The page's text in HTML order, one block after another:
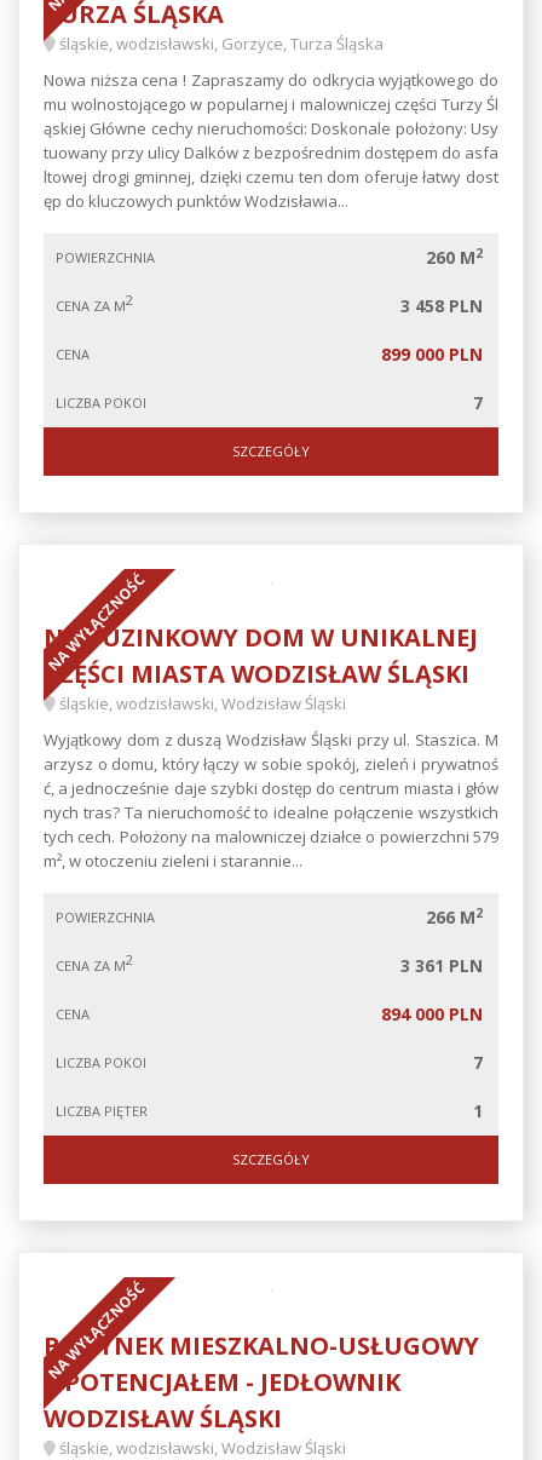
TURZA ŚLĄSKA
śląskie, wodzisławski, Gorzyce, Turza Śląska
Nowa niższa cena ! Zapraszamy do odkrycia wyjątkowego do
mu wolnostojącego w popularnej i malowniczej części Turzy Śl
ąskiej Główne cechy nieruchomości: Doskonale położony: Usy
tuowany przy ulicy Dalków z bezpośrednim dostępem do asfa
ltowej drogi gminnej, dzięki czemu ten dom oferuje łatwy dost
ęp do kluczowych punktów Wodzisławia...
POWIERZCHNIA 260 M2
CENA ZA M2 3 458 PLN
CENA 899 000 PLN
LICZBA POKOI 7
SZCZEGÓŁY
NA WYŁĄCZNOŚĆ
NIETUZINKOWY DOM W UNIKALNEJ
CZĘŚCI MIASTA WODZISŁAW ŚLĄSKI
śląskie, wodzisławski, Wodzisław Śląski
Wyjątkowy dom z duszą Wodzisław Śląski przy ul. Staszica. M
arzysz o domu, który łączy w sobie spokój, zieleń i prywatnoś
ć, a jednocześnie daje szybki dostęp do centrum miasta i głów
nych tras? Ta nieruchomość to idealne połączenie wszystkich
tych cech. Położony na malowniczej działce o powierzchni 579
m², w otoczeniu zieleni i starannie...
POWIERZCHNIA 266 M2
CENA ZA M2 3 361 PLN
CENA 894 000 PLN
LICZBA POKOI 7
LICZBA PIĘTER 1
SZCZEGÓŁY
NA WYŁĄCZNOŚĆ
BUDYNEK MIESZKALNO-USŁUGOWY
Z POTENCJAŁEM - JEDŁOWNIK
WODZISŁAW ŚLĄSKI
śląskie, wodzisławski, Wodzisław Śląski